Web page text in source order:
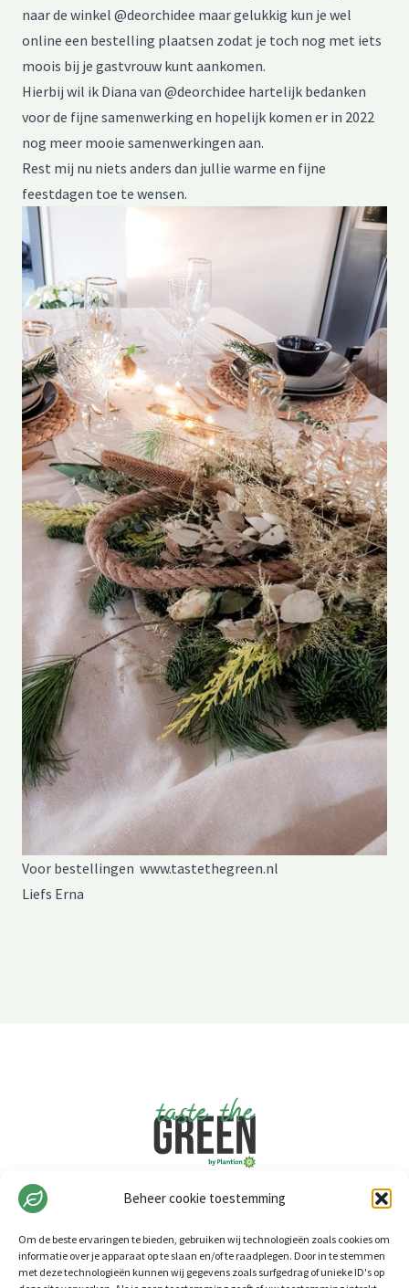
Beheer cookie toestemming
Om de beste ervaringen te bieden, gebruiken wij technologieën zoals cookies om
informatie over je apparaat op te slaan en/of te raadplegen. Door in te stemmen
met deze technologieën kunnen wij gegevens zoals surfgedrag of unieke ID's op
naar de winkel @deorchidee maar gelukkig kun je wel
online een bestelling plaatsen zodat je toch nog met iets
moois bij je gastvrouw kunt aankomen.
Hierbij wil ik Diana van @deorchidee hartelijk bedanken
voor de fijne samenwerking en hopelijk komen er in 2022
nog meer mooie samenwerkingen aan.
Rest mij nu niets anders dan jullie warme en fijne
feestdagen toe te wensen.
Voor bestellingen www.tastethegreen.nl
Liefs Erna